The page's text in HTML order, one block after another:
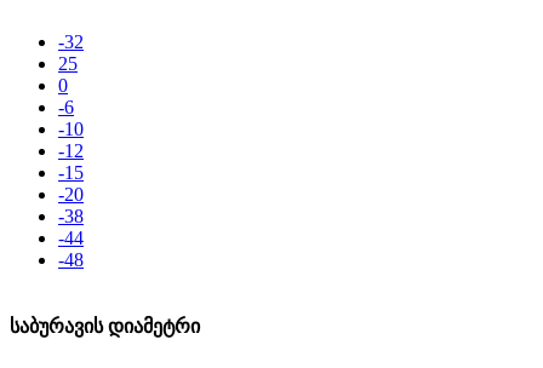
-32
25
0
-6
-10
-12
-15
-20
-38
-44
-48
საბურავის დიამეტრი